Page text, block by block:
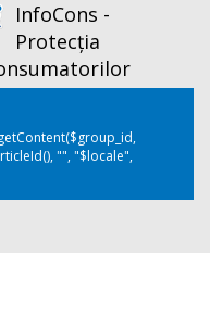
InfoCons -
Protecția
"", "$locale",